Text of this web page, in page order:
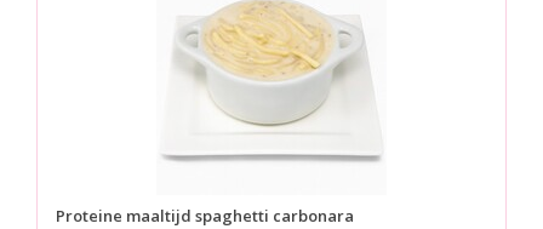
Proteine maaltijd spaghetti carbonara